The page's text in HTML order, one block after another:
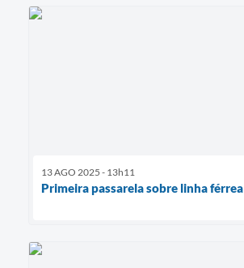
13 AGO 2025 - 13h11
Primeira passarela sobre linha férrea